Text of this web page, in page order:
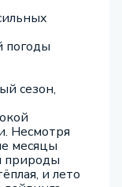
погоды
сезон,
Несмотря
месяцы
природы
и лето